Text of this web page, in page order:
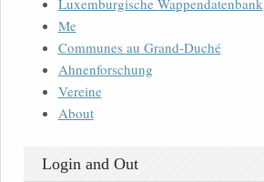
Luxemburgische Wappendatenbank
Me
Communes au Grand-Duché
Ahnenforschung
Vereine
About
Login and Out